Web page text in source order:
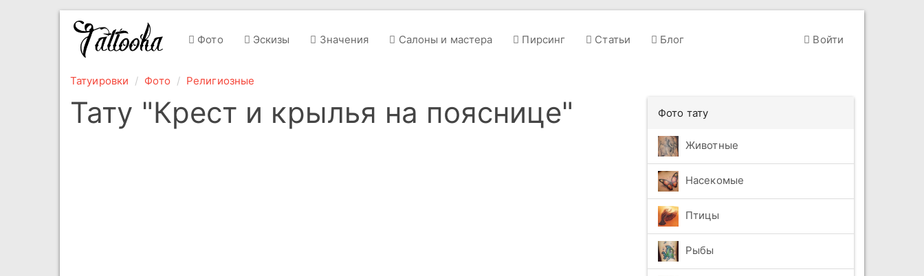
Фото Эскизы Значения Салоны и мастера Пирсинг Статьи Блог Войти
Татуировки Фото Религиозные
Тату "Крест и крылья на пояснице" Фото тату
Животные
Насекомые
Птицы
Рыбы